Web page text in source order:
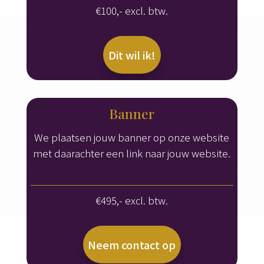
€100,- excl. btw.
Dit wil ik!
Banner
We plaatsen jouw banner op onze website
met daarachter een link naar jouw website.
€495,- excl. btw.
Neem contact op